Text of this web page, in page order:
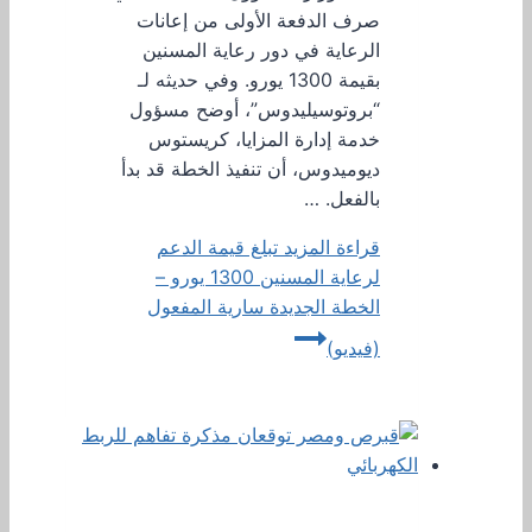
صرف الدفعة الأولى من إعانات
الرعاية في دور رعاية المسنين
بقيمة 1300 يورو. وفي حديثه لـ
“بروتوسيليدوس”، أوضح مسؤول
خدمة إدارة المزايا، كريستوس
ديوميدوس، أن تنفيذ الخطة قد بدأ
بالفعل. …
قراءة المزيد تبلغ قيمة الدعم
لرعاية المسنين 1300 يورو –
الخطة الجديدة سارية المفعول
(فيديو)